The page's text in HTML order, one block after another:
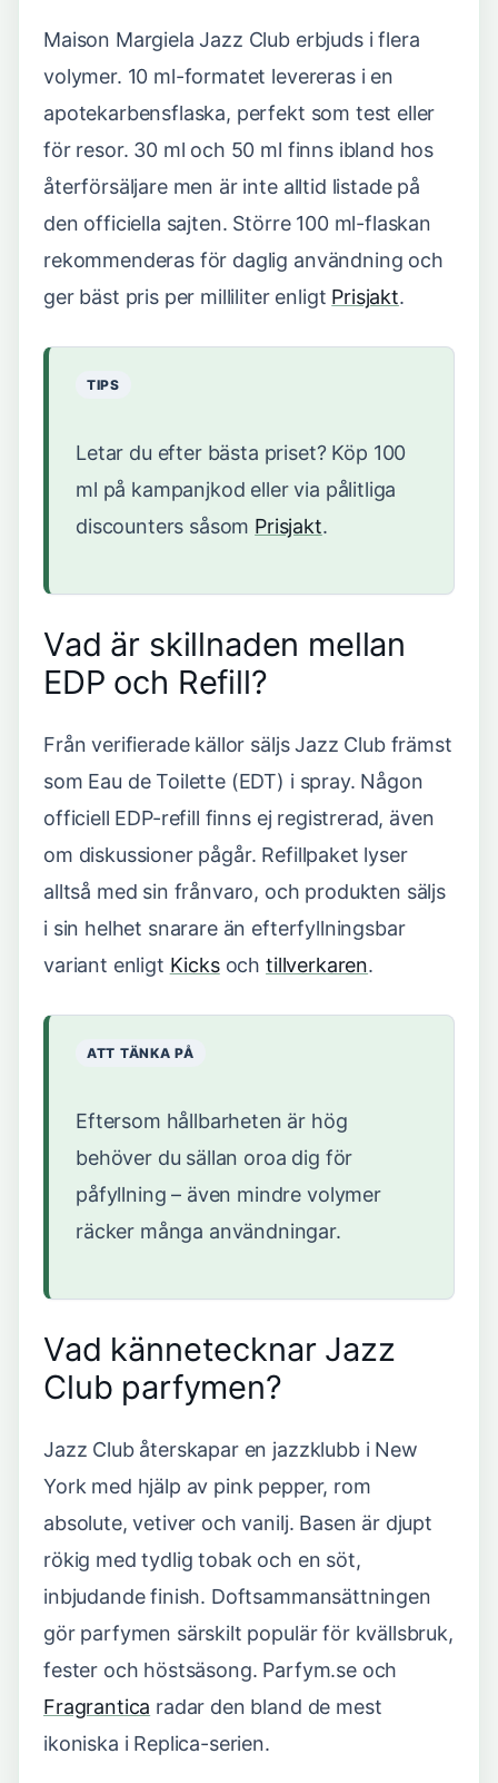
Maison Margiela Jazz Club erbjuds i flera
volymer. 10 ml-formatet levereras i en
apotekarbensflaska, perfekt som test eller
för resor. 30 ml och 50 ml finns ibland hos
återförsäljare men är inte alltid listade på
den officiella sajten. Större 100 ml-flaskan
rekommenderas för daglig användning och
ger bäst pris per milliliter enligt Prisjakt.
TIPS
Letar du efter bästa priset? Köp 100
ml på kampanjkod eller via pålitliga
discounters såsom Prisjakt.
Vad är skillnaden mellan
EDP och Refill?
Från verifierade källor säljs Jazz Club främst
som Eau de Toilette (EDT) i spray. Någon
officiell EDP-refill finns ej registrerad, även
om diskussioner pågår. Refillpaket lyser
alltså med sin frånvaro, och produkten säljs
i sin helhet snarare än efterfyllningsbar
variant enligt Kicksochtillverkaren.
ATT TÄNKA PÅ
Eftersom hållbarheten är hög
behöver du sällan oroa dig för
påfyllning – även mindre volymer
räcker många användningar.
Vad kännetecknar Jazz
Club parfymen?
Jazz Club återskapar en jazzklubb i New
York med hjälp av pink pepper, rom
absolute, vetiver och vanilj. Basen är djupt
rökig med tydlig tobak och en söt,
inbjudande finish. Doftsammansättningen
gör parfymen särskilt populär för kvällsbruk,
fester och höstsäsong. Parfym.se och
Fragrantica radar den bland de mest
ikoniska i Replica-serien.